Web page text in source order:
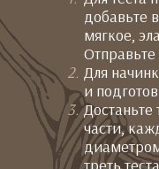
добавьте
мягкое,
Отправьте
Для
и
Достаньте
части,